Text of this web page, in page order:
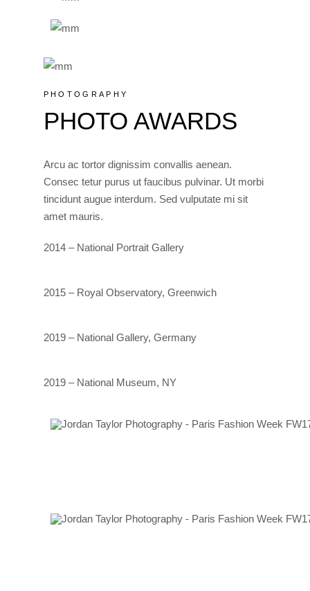
PHOTOGRAPHY
PHOTO AWARDS
Arcu ac tortor dignissim convallis aenean.
Consec tetur purus ut faucibus pulvinar. Ut morbi
tincidunt augue interdum. Sed vulputate mi sit
amet mauris.
2014 – National Portrait Gallery
2015 – Royal Observatory, Greenwich
2019 – National Gallery, Germany
2019 – National Museum, NY